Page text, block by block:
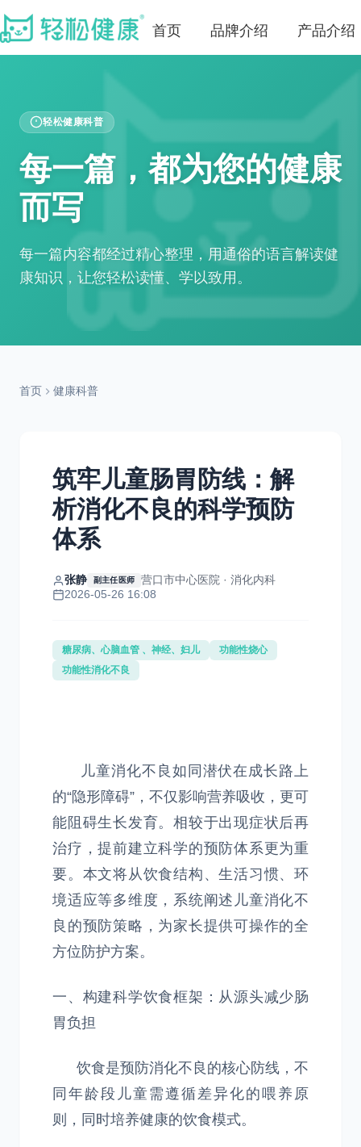
首页 品牌介绍 产品介绍
轻松健康科普
每一篇，都为您的健康
而写
每一篇内容都经过精心整理，用通俗的语言解读健
康知识，让您轻松读懂、学以致用。
首页 健康科普
筑牢儿童肠胃防线：解
析消化不良的科学预防
体系
张静 副主任医师
营口市中心医院 · 消化内科
2026-05-26 16:08
糖尿病、心脑血管 、神经、妇儿
功能性烧心
功能性消化不良
儿童消化不良如同潜伏在成长路上
的“隐形障碍”，不仅影响营养吸收，更可
能阻碍生长发育。相较于出现症状后再
治疗，提前建立科学的预防体系更为重
要。本文将从饮食结构、生活习惯、环
境适应等多维度，系统阐述儿童消化不
良的预防策略，为家长提供可操作的全
方位防护方案。
一、构建科学饮食框架：从源头减少肠
胃负担
饮食是预防消化不良的核心防线，不
同年龄段儿童需遵循差异化的喂养原
则，同时培养健康的饮食模式。